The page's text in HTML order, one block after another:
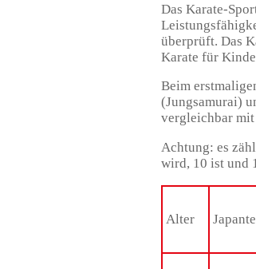
Das Karate-
überprüft. Das
Karate für
Beim
(Jungsamurai)
vergleichbar
Achtung: es
wird, 10 ist und
Alter